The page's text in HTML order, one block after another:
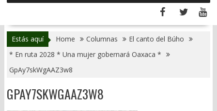
Estás aquí Home Columnas
El canto del Búho
* En ruta 2028 * Una mujer gobernará Oaxaca *
GpAy7skWgAAZ3w8
GPAY7SKWGAAZ3W8